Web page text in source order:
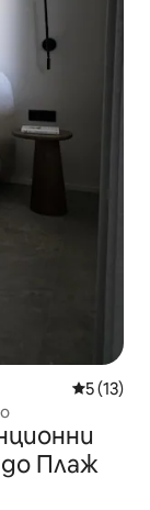
Средна
5 (13)
Плаж